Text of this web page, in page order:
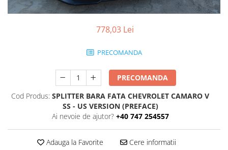
Statii radio CB
Adaos bara fata
Adaos bara spate
Bara spate
778,03 Lei
PRECOMANDA
PRECOMANDA
Cod Produs: SPLITTER BARA FATA CHEVROLET CAMARO V
SS - US VERSION (PREFACE)
Ai nevoie de ajutor? +40 747 254557
Adauga la Favorite Cere informatii